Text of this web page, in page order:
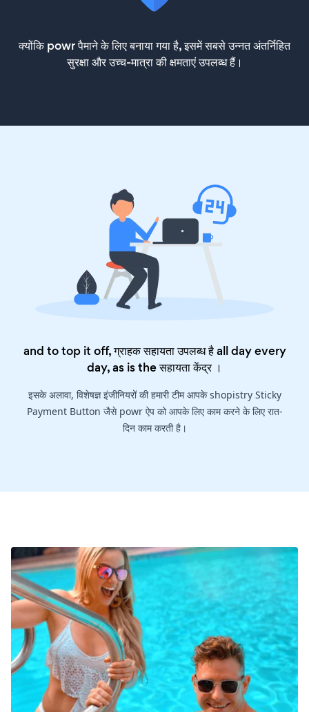
क्योंकि powr पैमाने के लिए बनाया गया है, इसमें सबसे उन्नत अंतर्निहित
सुरक्षा और उच्च-मात्रा की क्षमताएं उपलब्ध हैं।
and to top it off, ग्राहक सहायता उपलब्ध है all day every
day, as is theसहायता केंद्र।
इसके अलावा, विशेषज्ञ इंजीनियरों की हमारी टीम आपके shopistry Sticky
Payment Button जैसे powr ऐप को आपके लिए काम करने के लिए रात-
दिन काम करती है।